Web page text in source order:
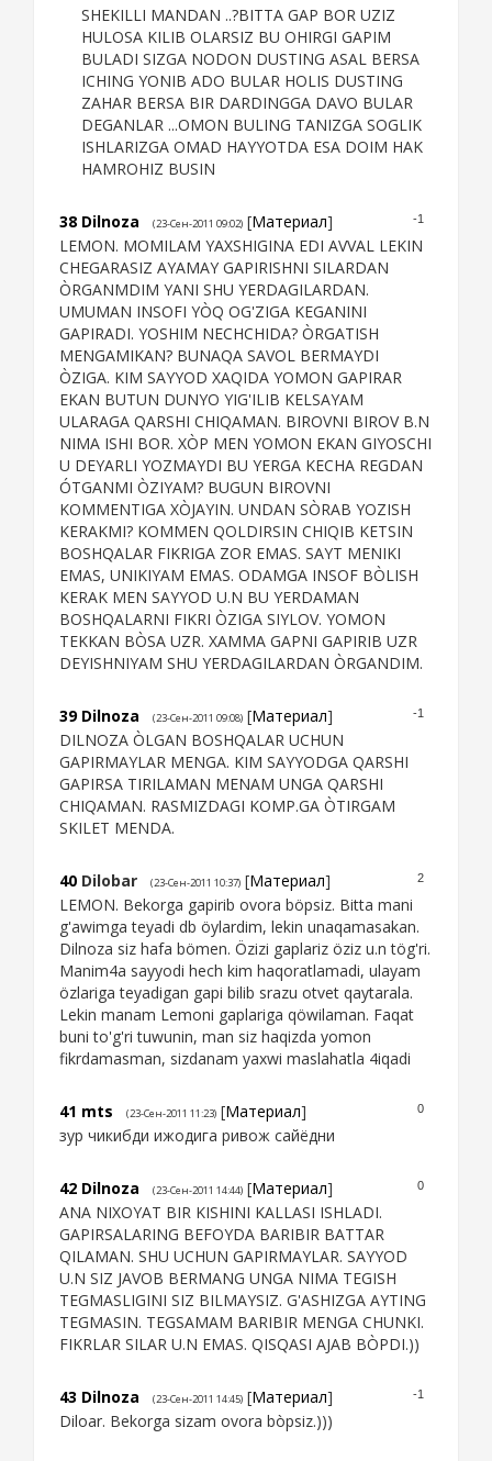
SHEKILLI MANDAN ..?BITTA GAP BOR UZIZ
HULOSA KILIB OLARSIZ BU OHIRGI GAPIM
BULADI SIZGA NODON DUSTING ASAL BERSA
ICHING YONIB ADO BULAR HOLIS DUSTING
ZAHAR BERSA BIR DARDINGGA DAVO BULAR
DEGANLAR ...OMON BULING TANIZGA SOGLIK
ISHLARIZGA OMAD HAYYOTDA ESA DOIM HAK
HAMROHIZ BUSIN
-1
38 Dilnoza (23-Сен-2011 09:02) [Материал]
LEMON. MOMILAM YAXSHIGINA EDI AVVAL LEKIN
CHEGARASIZ AYAMAY GAPIRISHNI SILARDAN
ÒRGANMDIM YANI SHU YERDAGILARDAN.
UMUMAN INSOFI YÒQ OG'ZIGA KEGANINI
GAPIRADI. YOSHIM NECHCHIDA? ÒRGATISH
MENGAMIKAN? BUNAQA SAVOL BERMAYDI
ÒZIGA. KIM SAYYOD XAQIDA YOMON GAPIRAR
EKAN BUTUN DUNYO YIG'ILIB KELSAYAM
ULARAGA QARSHI CHIQAMAN. BIROVNI BIROV B.N
NIMA ISHI BOR. XÒP MEN YOMON EKAN GIYOSCHI
U DEYARLI YOZMAYDI BU YERGA KECHA REGDAN
ÓTGANMI ÒZIYAM? BUGUN BIROVNI
KOMMENTIGA XÒJAYIN. UNDAN SÒRAB YOZISH
KERAKMI? KOMMEN QOLDIRSIN CHIQIB KETSIN
BOSHQALAR FIKRIGA ZOR EMAS. SAYT MENIKI
EMAS, UNIKIYAM EMAS. ODAMGA INSOF BÒLISH
KERAK MEN SAYYOD U.N BU YERDAMAN
BOSHQALARNI FIKRI ÒZIGA SIYLOV. YOMON
TEKKAN BÒSA UZR. XAMMA GAPNI GAPIRIB UZR
DEYISHNIYAM SHU YERDAGILARDAN ÒRGANDIM.
-1
39 Dilnoza (23-Сен-2011 09:08) [Материал]
DILNOZA ÒLGAN BOSHQALAR UCHUN
GAPIRMAYLAR MENGA. KIM SAYYODGA QARSHI
GAPIRSA TIRILAMAN MENAM UNGA QARSHI
CHIQAMAN. RASMIZDAGI KOMP.GA ÒTIRGAM
SKILET MENDA.
2
40 Dilobar (23-Сен-2011 10:37) [Материал]
LEMON. Bekorga gapirib ovora böpsiz. Bitta mani
g'awimga teyadi db öylardim, lekin unaqamasakan.
Dilnoza siz hafa bömen. Özizi gaplariz öziz u.n tög'ri.
Manim4a sayyodi hech kim haqoratlamadi, ulayam
özlariga teyadigan gapi bilib srazu otvet qaytarala.
Lekin manam Lemoni gaplariga qöwilaman. Faqat
buni to'g'ri tuwunin, man siz haqizda yomon
fikrdamasman, sizdanam yaxwi maslahatla 4iqadi
0
41 mts (23-Сен-2011 11:23) [Материал]
зур чикибди ижодига ривож сайёдни
0
42 Dilnoza (23-Сен-2011 14:44) [Материал]
ANA NIXOYAT BIR KISHINI KALLASI ISHLADI.
GAPIRSALARING BEFOYDA BARIBIR BATTAR
QILAMAN. SHU UCHUN GAPIRMAYLAR. SAYYOD
U.N SIZ JAVOB BERMANG UNGA NIMA TEGISH
TEGMASLIGINI SIZ BILMAYSIZ. G'ASHIZGA AYTING
TEGMASIN. TEGSAMAM BARIBIR MENGA CHUNKI.
FIKRLAR SILAR U.N EMAS. QISQASI AJAB BÒPDI.))
-1
43 Dilnoza (23-Сен-2011 14:45) [Материал]
Diloar. Bekorga sizam ovora bòpsiz.)))